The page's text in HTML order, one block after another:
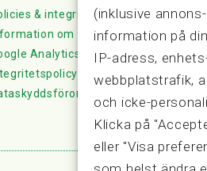
(inklusive
information på
IP-adress,
webbplatstrafik,
och icke-
Klicka på
eller "Visa
& integritet
om Cookie-hantering och
Analytics